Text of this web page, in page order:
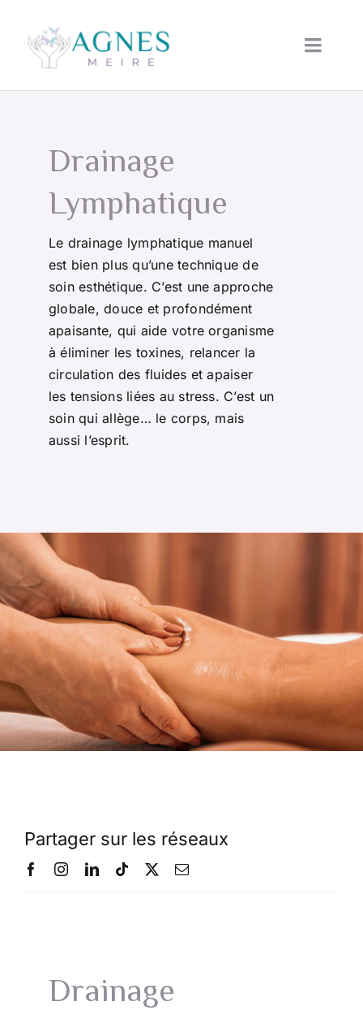
contenu
Toggle
QUI SUIS-JE
MENOPAUSE
SERVICES
PRENDRE RENDEZ-VOUS
OFFRIR
CONTACT
Drainage
Lymphatique
Le drainage lymphatique manuel
est bien plus qu’une technique de
soin esthétique. C’est une approche
globale, douce et profondément
apaisante, qui aide votre organisme
à éliminer les toxines, relancer la
circulation des fluides et apaiser
les tensions liées au stress. C’est un
soin qui allège… le corps, mais
aussi l’esprit.
Partager sur les réseaux
Drainage